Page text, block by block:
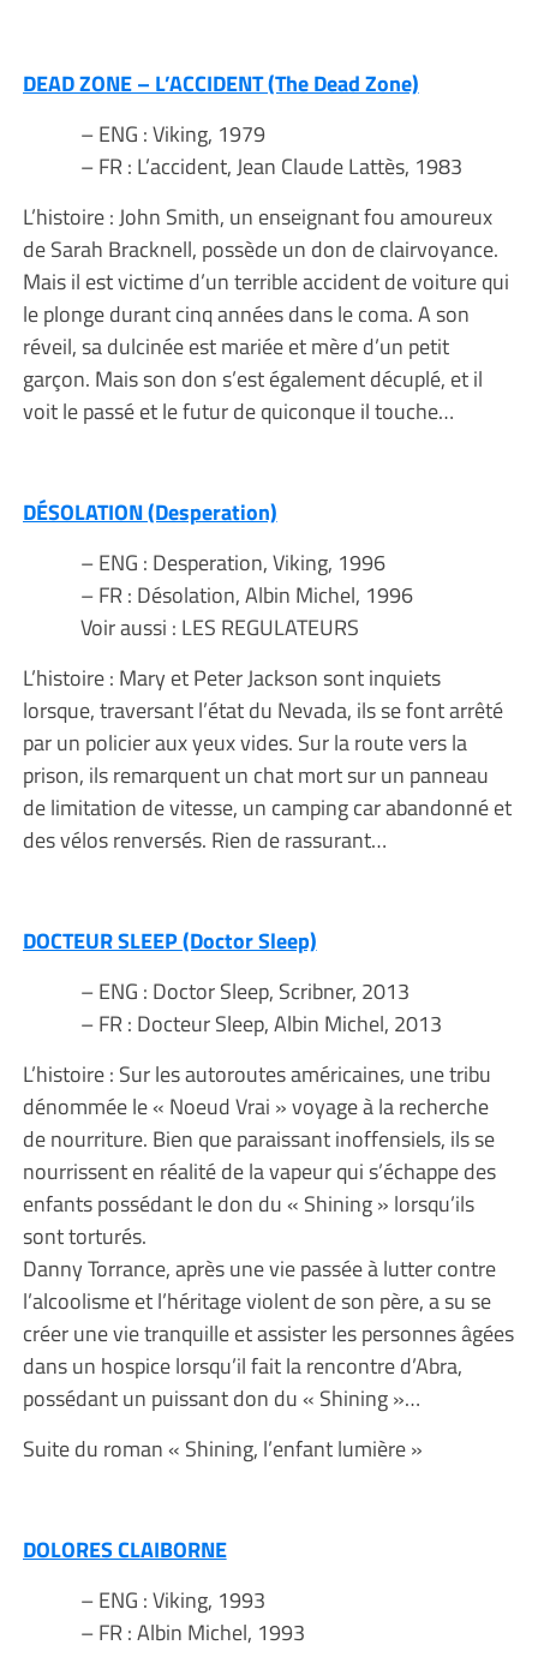
DEAD ZONE – L’ACCIDENT (The Dead Zone)
– ENG : Viking, 1979
– FR : L’accident, Jean Claude Lattès, 1983
L’histoire : John Smith, un enseignant fou amoureux
de Sarah Bracknell, possède un don de clairvoyance.
Mais il est victime d’un terrible accident de voiture qui
le plonge durant cinq années dans le coma. A son
réveil, sa dulcinée est mariée et mère d’un petit
garçon. Mais son don s’est également décuplé, et il
voit le passé et le futur de quiconque il touche…
DÉSOLATION (Desperation)
– ENG : Desperation, Viking, 1996
– FR : Désolation, Albin Michel, 1996
Voir aussi : LES REGULATEURS
L’histoire : Mary et Peter Jackson sont inquiets
lorsque, traversant l’état du Nevada, ils se font arrêté
par un policier aux yeux vides. Sur la route vers la
prison, ils remarquent un chat mort sur un panneau
de limitation de vitesse, un camping car abandonné et
des vélos renversés. Rien de rassurant…
DOCTEUR SLEEP (Doctor Sleep)
– ENG : Doctor Sleep, Scribner, 2013
– FR : Docteur Sleep, Albin Michel, 2013
L’histoire : Sur les autoroutes américaines, une tribu
dénommée le « Noeud Vrai » voyage à la recherche
de nourriture. Bien que paraissant inoffensiels, ils se
nourrissent en réalité de la vapeur qui s’échappe des
enfants possédant le don du « Shining » lorsqu’ils
sont torturés.
Danny Torrance, après une vie passée à lutter contre
l’alcoolisme et l’héritage violent de son père, a su se
créer une vie tranquille et assister les personnes âgées
dans un hospice lorsqu’il fait la rencontre d’Abra,
possédant un puissant don du « Shining »…
Suite du roman « Shining, l’enfant lumière »
DOLORES CLAIBORNE
– ENG : Viking, 1993
– FR : Albin Michel, 1993